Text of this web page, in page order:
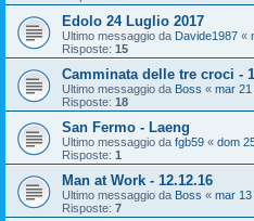
Edolo 24 Luglio 2017
Ultimo messaggio da Davide1987 «
Risposte: 15
Camminata delle tre croci -
Ultimo messaggio da Boss « mar 21
Risposte: 18
San Fermo - Laeng
Ultimo messaggio da fgb59 « dom
Risposte: 1
Man at Work - 12.12.16
Ultimo messaggio da Boss « mar 13
Risposte: 7